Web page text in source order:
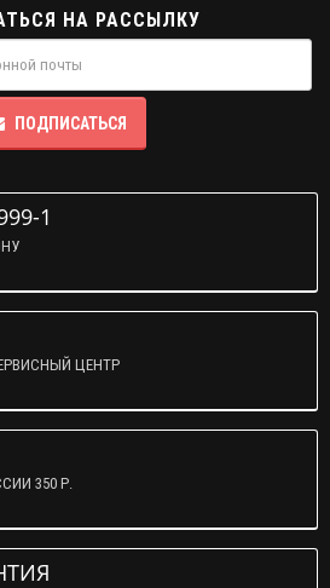
НА РАССЫЛКУ
ПОДПИСАТЬСЯ
1
ЦЕНТР
350 Р.